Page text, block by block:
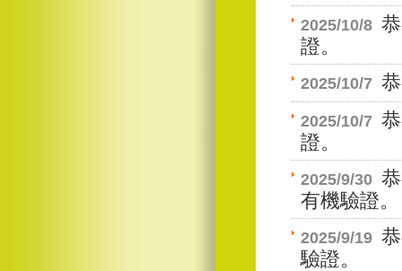
2025/10/8
證。
2025/10/7
2025/10/7
證。
2025/9/30
有機驗證。
2025/9/19
驗證。